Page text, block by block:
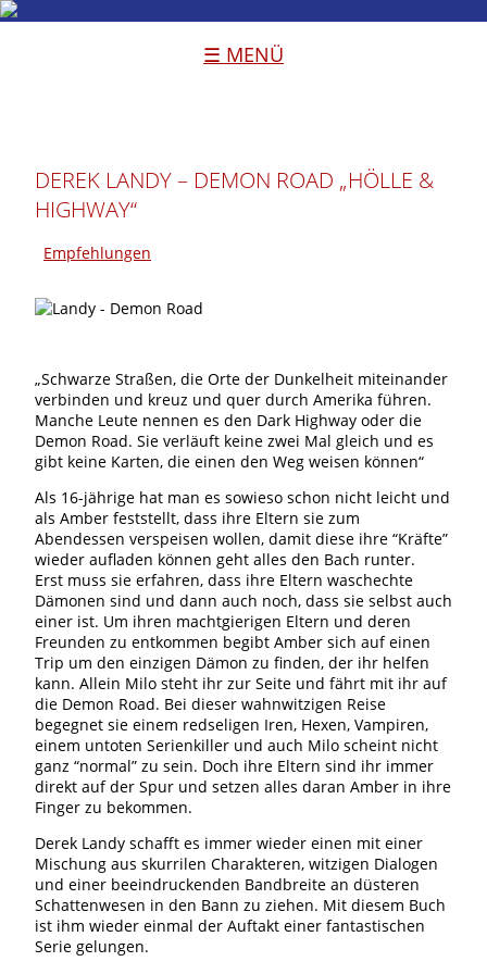
☰ MENÜ
DEREK LANDY – DEMON ROAD „HÖLLE &
HIGHWAY“
Empfehlungen
„Schwarze Straßen, die Orte der Dunkelheit miteinander
verbinden und kreuz und quer durch Amerika führen.
Manche Leute nennen es den Dark Highway oder die
Demon Road. Sie verläuft keine zwei Mal gleich und es
gibt keine Karten, die einen den Weg weisen können“
Als 16-jährige hat man es sowieso schon nicht leicht und
als Amber feststellt, dass ihre Eltern sie zum
Abendessen verspeisen wollen, damit diese ihre “Kräfte”
wieder aufladen können geht alles den Bach runter.
Erst muss sie erfahren, dass ihre Eltern waschechte
Dämonen sind und dann auch noch, dass sie selbst auch
einer ist. Um ihren machtgierigen Eltern und deren
Freunden zu entkommen begibt Amber sich auf einen
Trip um den einzigen Dämon zu finden, der ihr helfen
kann. Allein Milo steht ihr zur Seite und fährt mit ihr auf
die Demon Road. Bei dieser wahnwitzigen Reise
begegnet sie einem redseligen Iren, Hexen, Vampiren,
einem untoten Serienkiller und auch Milo scheint nicht
ganz “normal” zu sein. Doch ihre Eltern sind ihr immer
direkt auf der Spur und setzen alles daran Amber in ihre
Finger zu bekommen.
Derek Landy schafft es immer wieder einen mit einer
Mischung aus skurrilen Charakteren, witzigen Dialogen
und einer beeindruckenden Bandbreite an düsteren
Schattenwesen in den Bann zu ziehen. Mit diesem Buch
ist ihm wieder einmal der Auftakt einer fantastischen
Serie gelungen.